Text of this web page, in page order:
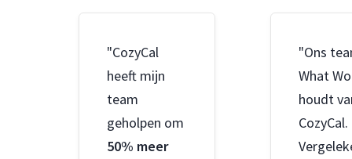
"CozyCal
heeft mijn
team
geholpen om
50% meer
"Ons
What
houdt
CozyCal.